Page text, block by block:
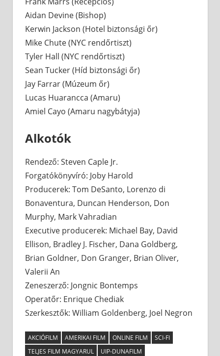
Aidan Devine (Bishop)
Kerwin Jackson (Hotel biztonsági őr)
Mike Chute (NYC rendőrtiszt)
Tyler Hall (NYC rendőrtiszt)
Sean Tucker (Híd biztonsági őr)
Jay Farrar (Múzeum őr)
Lucas Huarancca (Amaru)
Amiel Cayo (Amaru nagybátyja)
Alkotók
Rendező: Steven Caple Jr.
Forgatókönyvíró: Joby Harold
Producerek: Tom DeSanto, Lorenzo di
Bonaventura, Duncan Henderson, Don
Murphy, Mark Vahradian
Executive producerek: Michael Bay, David
Ellison, Bradley J. Fischer, Dana Goldberg,
Brian Goldner, Don Granger, Brian Oliver,
Valerii An
Zeneszerző: Jongnic Bontemps
Operatőr: Enrique Chediak
Szerkesztők: William Goldenberg, Joel Negron
AKCIÓFILM AMERIKAI FILM ONLINE FILM
SCI-FI
TELJES FILM MAGYARUL
UIP-DUNAFILM